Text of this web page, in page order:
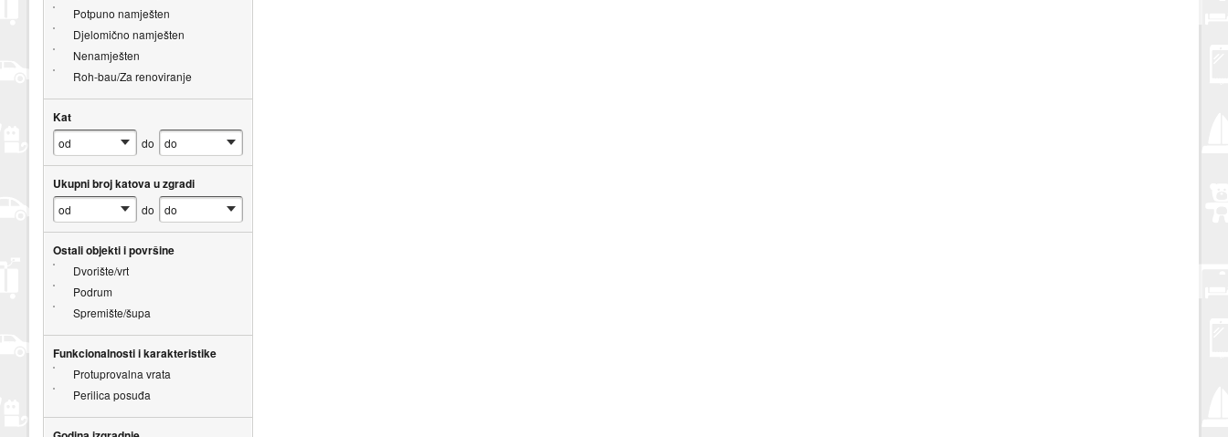
Potpuno namješten
Djelomično namješten
Nenamješten
Roh-bau/Za renoviranje
Kat
do
Ukupni broj katova u zgradi
do
Ostali objekti i površine
Dvorište/vrt
Podrum
Spremište/šupa
Funkcionalnosti i karakteristike
Protuprovalna vrata
Perilica posuđa